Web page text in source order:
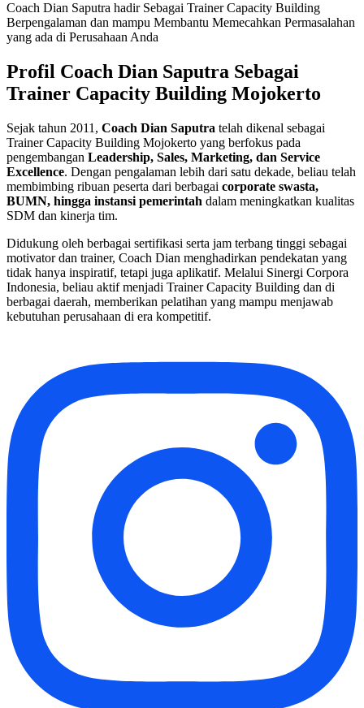
Coach Dian Saputra hadir Sebagai Trainer Capacity Building
Berpengalaman dan mampu Membantu Memecahkan Permasalahan
yang ada di Perusahaan Anda
Profil Coach Dian Saputra Sebagai
Trainer Capacity Building Mojokerto
Sejak tahun 2011, Coach Dian Saputra telah dikenal sebagai
Trainer Capacity Building Mojokerto yang berfokus pada
pengembangan Leadership, Sales, Marketing, dan Service
Excellence. Dengan pengalaman lebih dari satu dekade, beliau telah
membimbing ribuan peserta dari berbagai corporate swasta,
BUMN, hingga instansi pemerintah dalam meningkatkan kualitas
SDM dan kinerja tim.
Didukung oleh berbagai sertifikasi serta jam terbang tinggi sebagai
motivator dan trainer, Coach Dian menghadirkan pendekatan yang
tidak hanya inspiratif, tetapi juga aplikatif. Melalui Sinergi Corpora
Indonesia, beliau aktif menjadi Trainer Capacity Building dan di
berbagai daerah, memberikan pelatihan yang mampu menjawab
kebutuhan perusahaan di era kompetitif.